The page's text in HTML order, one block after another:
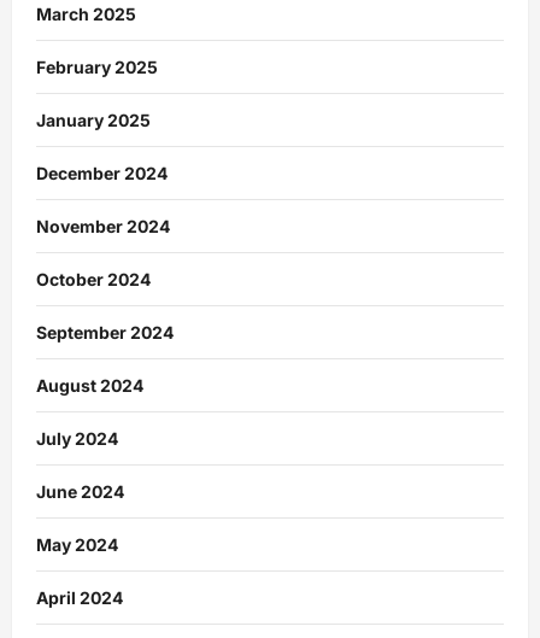
March 2025
February 2025
January 2025
December 2024
November 2024
October 2024
September 2024
August 2024
July 2024
June 2024
May 2024
April 2024